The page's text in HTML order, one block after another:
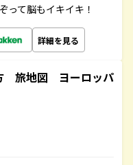
って脳もイキイキ！
詳細を見る
旅地図 ヨーロッパ